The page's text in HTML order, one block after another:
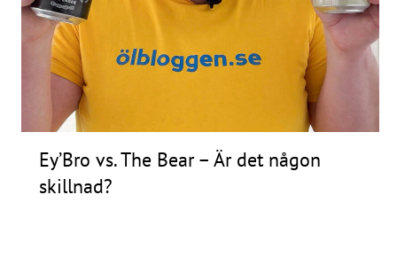
Ey’Bro vs. The Bear – Är det någon
skillnad?